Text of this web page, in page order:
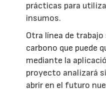
prácticas para
insumos.
Otra línea de
carbono que puede
mediante la
proyecto analizará
abrir en el futuro